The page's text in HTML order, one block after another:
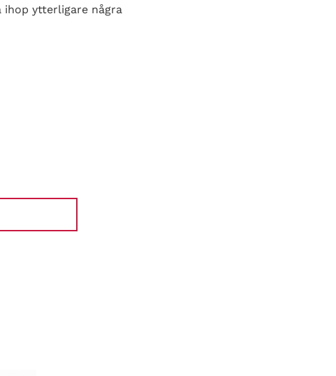
ihop ytterligare några